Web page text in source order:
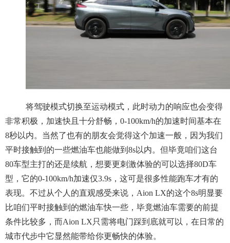
将驾驶模式切换至运动模式，此时动力的响应也会变得
非常积极，加速快且十分舒畅，0-100km/h的加速时间基本在
8秒以内。当然了也有的朋友会觉得这个加速一般，因为我们
平时接触到的一些燃油车也能做到8s以内。但毕竟咱们这台
80车型主打的还是续航，想要更刺激体验的可以选择80D车
型，它的0-100km/h加速仅3.9s，这可是很多性能跑车才有的
表现。不过从个人的直观感受来说，Aion LX的这个8s明显要
比咱们平时接触到的燃油车快一些，毕竟燃油车需要的前提
条件比较多，而Aion LX只需将电门踩到底就可以，在日常的
城市代步中它显然能带给你更畅快的体验。